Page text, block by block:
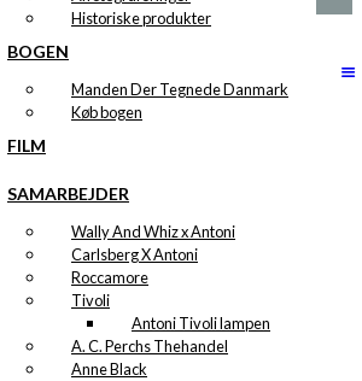
Historiske produkter
BOGEN
Manden Der Tegnede Danmark
Køb bogen
FILM
SAMARBEJDER
Wally And Whiz x Antoni
Carlsberg X Antoni
Roccamore
Tivoli
Antoni Tivoli lampen
A. C. Perchs Thehandel
Anne Black
varianter.
Mulighederne
kan
vælges
varesiden